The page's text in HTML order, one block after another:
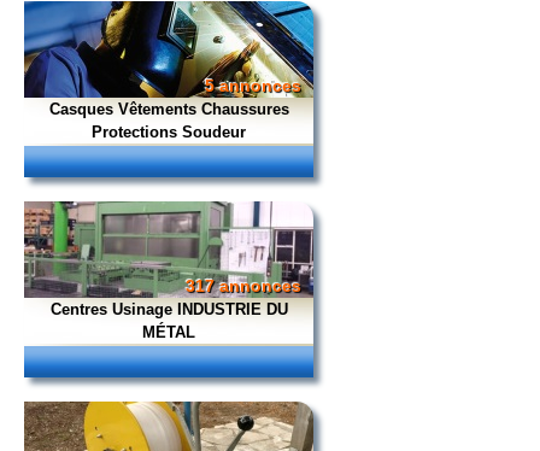
5 annonces
Casques Vêtements Chaussures
Protections Soudeur
317 annonces
Centres Usinage INDUSTRIE DU
MÉTAL